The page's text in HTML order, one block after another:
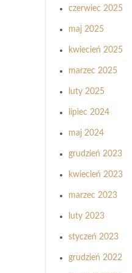
czerwiec 2025
maj 2025
kwiecień 2025
marzec 2025
luty 2025
lipiec 2024
maj 2024
grudzień 2023
kwiecień 2023
marzec 2023
luty 2023
styczeń 2023
grudzień 2022